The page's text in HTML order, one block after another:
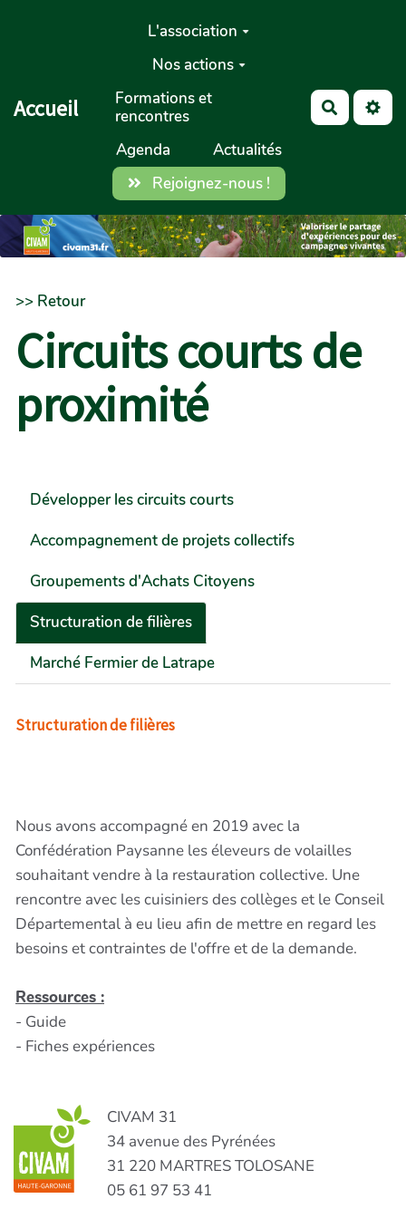
Aller au contenu principal
Accueil
L'association
Nos actions
Formations et
rencontres
Agenda
Actualités
Rejoignez-nous !
>> Retour
Circuits courts de
proximité
Développer les circuits courts
Accompagnement de projets collectifs
Groupements d'Achats Citoyens
Structuration de filières
Marché Fermier de Latrape
Structuration de filières
Nous avons accompagné en 2019 avec la
Confédération Paysanne les éleveurs de volailles
souhaitant vendre à la restauration collective. Une
rencontre avec les cuisiniers des collèges et le Conseil
Départemental à eu lieu afin de mettre en regard les
besoins et contraintes de l'offre et de la demande.
Ressources :
- Guide
- Fiches expériences
CIVAM 31
34 avenue des Pyrénées
31 220 MARTRES TOLOSANE
05 61 97 53 41